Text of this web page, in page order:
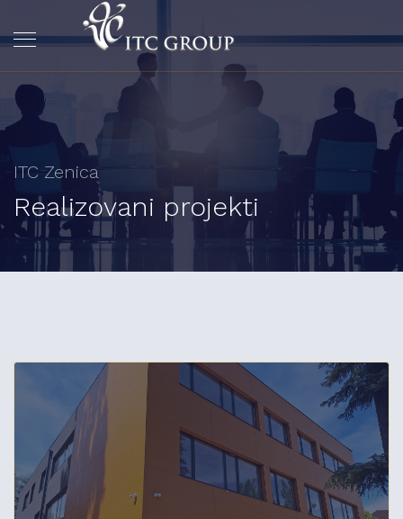
ITC Zenica
Realizovani projekti